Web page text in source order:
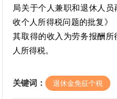
局关于个人兼职和退休人
收个人所得税问题的批复》
其取得的收入为劳务报酬
人所得税。
关键词： 退休金免征个税